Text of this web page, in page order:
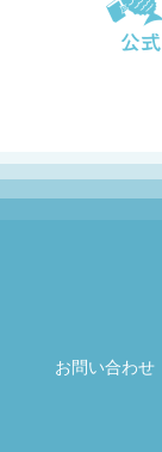
お問い合わせ